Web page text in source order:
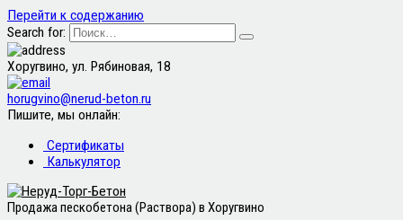
Перейти к содержанию
Search for:
Хоругвино, ул. Рябиновая, 18
horugvino@nerud-beton.ru
Пишите, мы онлайн:
Сертификаты
Калькулятор
Продажа пескобетона (Раствора) в Хоругвино